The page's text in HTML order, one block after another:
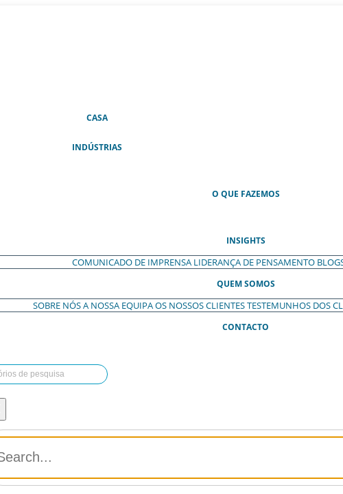
CASA(ATUAL)
INDÚSTRIAS
O QUE FAZEMOS
INSIGHTS
COMUNICADO DE IMPRENSA LIDERANÇA DE PENSAMENTO
QUEM SOMOS
SOBRE NÓSA NOSSA EQUIPAOS NOSSOS CLIENTESTESTEMUNHOS DOS
CONTACTO